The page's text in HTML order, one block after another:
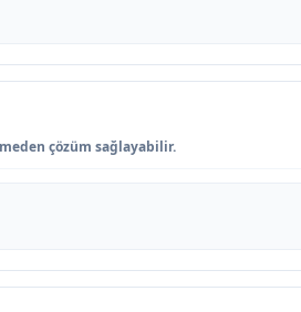
çözüm sağlayabilir.